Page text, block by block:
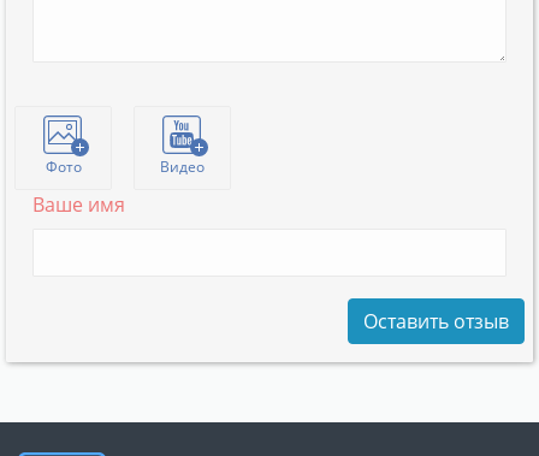
Фото Видео
Ваше имя
Оставить отзыв